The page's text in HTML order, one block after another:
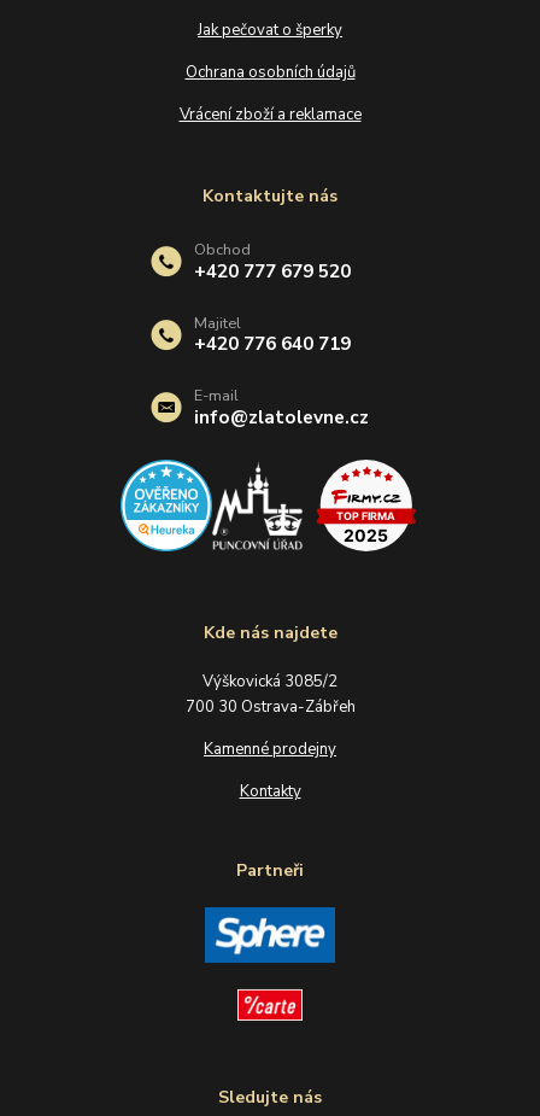
Jak pečovat o šperky
Ochrana osobních údajů
Vrácení zboží a reklamace
Kde nás najdete
Výškovická 3085/2
700 30 Ostrava-Zábřeh
Kamenné prodejny
Kontakty
Partneři
Sledujte nás
Kontaktujte nás
Obchod
+420 777 679 520
Majitel
+420 776 640 719
E-mail
info@zlatolevne.cz